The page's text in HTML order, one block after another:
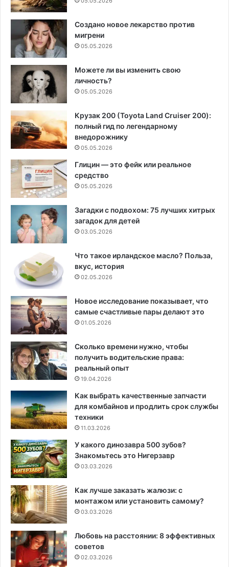
Создано новое лекарство против
мигрени
05.05.2026
Можете ли вы изменить свою
личность?
05.05.2026
Крузак 200 (Toyota Land Cruiser 200):
полный гид по легендарному
внедорожнику
05.05.2026
Глицин — это фейк или реальное
средство
05.05.2026
Загадки с подвохом: 75 лучших хитрых
загадок для детей
03.05.2026
Что такое ирландское масло? Польза,
вкус, история
02.05.2026
Новое исследование показывает, что
самые счастливые пары делают это
01.05.2026
Сколько времени нужно, чтобы
получить водительские права:
реальный опыт
19.04.2026
Как выбрать качественные запчасти
для комбайнов и продлить срок службы
техники
11.03.2026
У какого динозавра 500 зубов?
Знакомьтесь это Нигерзавр
03.03.2026
Как лучше заказать жалюзи: с
монтажом или установить самому?
03.03.2026
Любовь на расстоянии: 8 эффективных
советов
02.03.2026